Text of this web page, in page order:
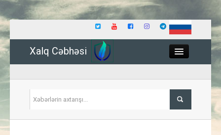
Xalq Cəbhəsi